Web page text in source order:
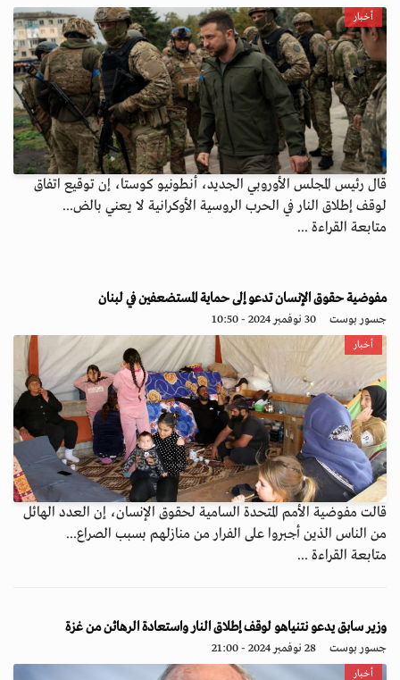
أخبار
قال رئيس المجلس الأوروبي الجديد، أنطونيو كوستا، إن توقيع اتفاق
لوقف إطلاق النار في الحرب الروسية الأوكرانية لا يعني بالض...
متابعة القراءة ...
مفوضية حقوق الإنسان تدعو إلى حماية المستضعفين في لبنان
جسور بوست 30 نوفمبر 2024 - 10:50
أخبار
قالت مفوضية الأمم المتحدة السامية لحقوق الإنسان، إن العدد الهائل
من الناس الذين أجبروا على الفرار من منازلهم بسبب الصراع...
متابعة القراءة ...
وزير سابق يدعو نتنياهو لوقف إطلاق النار واستعادة الرهائن من غزة
جسور بوست 28 نوفمبر 2024 - 21:00
أخبار